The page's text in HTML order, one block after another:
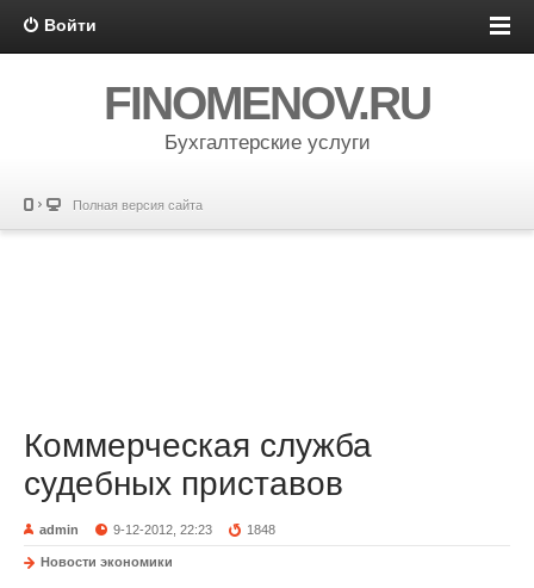
Войти
FINOMENOV.RU
Бухгалтерские услуги
Полная версия сайта
Коммерческая служба
судебных приставов
admin 9-12-2012, 22:23 1848
Новости экономики